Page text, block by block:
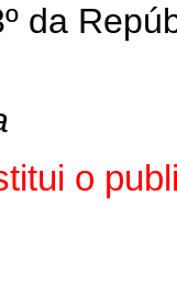
da
o